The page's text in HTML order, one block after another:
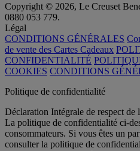
Copyright © 2026, Le Creuset
0880 053 779.
Légal
CONDITIONS GÉNÉRALES
de vente des Cartes Cadeaux
CONFIDENTIALITÉ
COOKIES CONDITIONS
Politique de confidentialité
Déclaration Intégrale de respect
La politique de confidentialité ci-
consommateurs. Si vous êtes un
consulter la politique de